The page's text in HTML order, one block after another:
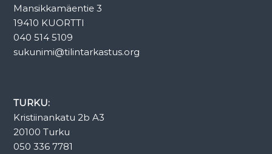
Mansikkamäentie 3
19410 KUORTTI
040 514 5109
sukunimi@tilintarkastus.org
TURKU:
Kristiinankatu 2b A3
20100 Turku
050 336 7781